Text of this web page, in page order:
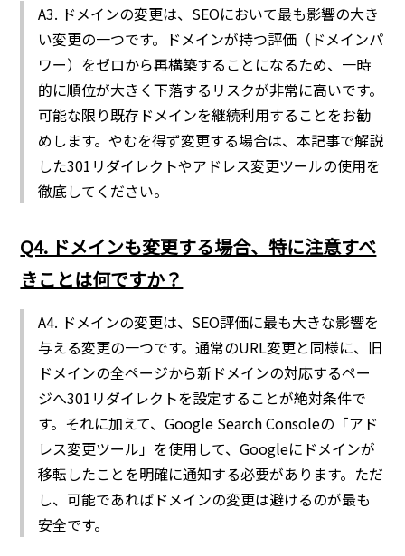
A3. ドメインの変更は、SEOにおいて最も影響の大き
い変更の一つです。ドメインが持つ評価（ドメインパ
ワー）をゼロから再構築することになるため、一時
的に順位が大きく下落するリスクが非常に高いです。
可能な限り既存ドメインを継続利用することをお勧
めします。やむを得ず変更する場合は、本記事で解説
した301リダイレクトやアドレス変更ツールの使用を
徹底してください。
Q4. ドメインも変更する場合、特に注意すべ
きことは何ですか？
A4. ドメインの変更は、SEO評価に最も大きな影響を
与える変更の一つです。通常のURL変更と同様に、旧
ドメインの全ページから新ドメインの対応するペー
ジへ301リダイレクトを設定することが絶対条件で
す。それに加えて、Google Search Consoleの「アド
レス変更ツール」を使用して、Googleにドメインが
移転したことを明確に通知する必要があります。ただ
し、可能であればドメインの変更は避けるのが最も
安全です。